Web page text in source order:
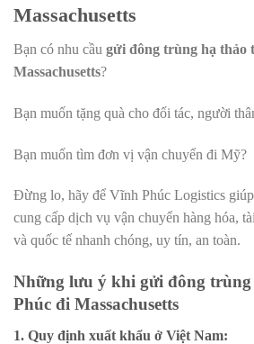
Massachusetts
Bạn có nhu cầu gửi đông trùng hạ thảo
Massachusetts?
Bạn muốn tặng quà cho đối tác, người
Bạn muốn tìm đơn vị vận chuyển đi Mỹ?
Đừng lo, hãy để Vĩnh Phúc Logistics
cung cấp dịch vụ vận chuyển hàng hóa,
và quốc tế nhanh chóng, uy tín, an toàn.
Những lưu ý khi gửi đông
Phúc đi Massachusetts
1. Quy định xuất khẩu ở Việt Nam: